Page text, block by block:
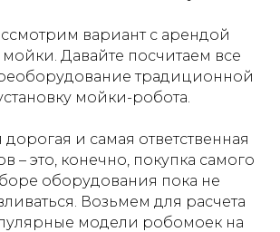
вариант с арендой
Давайте посчитаем все
традиционной
мойки-робота.
дорогая и самая ответственная
– это, конечно, покупка самого
оборудования пока не
Возьмем для расчета
модели робомоек на